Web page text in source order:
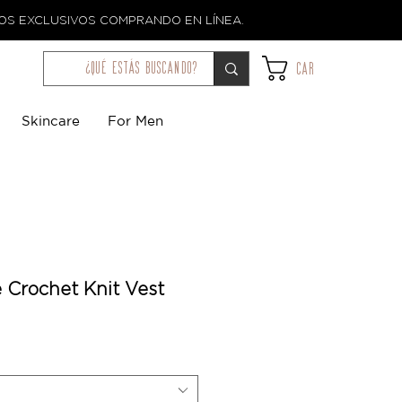
EXCLUSIVOS COMPRANDO EN LÍNEA.
¿qué estás buscando? Car
Skincare For Men
Crochet Knit Vest